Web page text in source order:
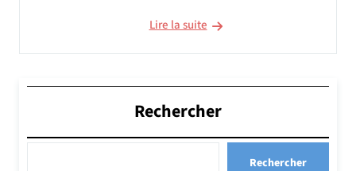
Lire la suite
Rechercher
Rechercher